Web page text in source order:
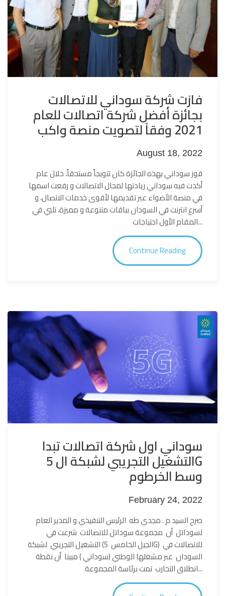
فازت شركة سوداني للاتصالات
بجائزة أفضل شركة اتصالات للعام
2021 وفقاً لتصويت منصة واكب
August 18, 2022
فوز سوداني بهذه الجائزة كان تتويجاً مستحقاً، خلال عام
أكدت فيه سوداني ريادتها لمجال الاتصالات و رفعت اسمها
في منصة الأضواء عبر تقديمها لأقوى خدمات الاتصال، و
أسرع انترنت في السودان بباقات متنوعة و مميزة، تلبي في
المقام الأول احتياجات...
Continue Reading
سوداني اول شركة اتصالات تبدا
التشغيل التجريبي لشبكة ال 5G
وسط الخرطوم
February 24, 2022
صرح السيد م . مجدي طه الرئيس التنفيذي و المدير العام
لسوداتل أن مجموعة سوداتل للاتصالات شرعت في
التشغيل التجريبي لشبكة (الجيل الخامس 5G) للاتصالات في
السودان عبر مشغلها الوطني (سوداني ) مبينا أن نقطة
انطلاق التجارب تمت برئاسة المجموعة...